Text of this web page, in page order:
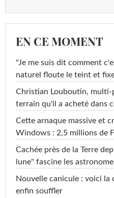
EN CE MOMENT
"Je me suis dit comment
naturel floute le teint et
Christian Louboutin,
terrain qu'il a acheté dans
Cette arnaque massive et
Windows : 2,5 millions de
Cachée près de la Terre
lune" fascine les
Nouvelle canicule : voici la
enfin souffler